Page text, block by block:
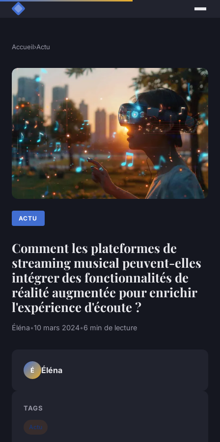
Accueil›Actu
ACTU
Comment les plateformes de
streaming musical peuvent-elles
intégrer des fonctionnalités de
réalité augmentée pour enrichir
l'expérience d'écoute ?
Éléna•10 mars 2024•6 min de lecture
É Éléna
TAGS
Actu